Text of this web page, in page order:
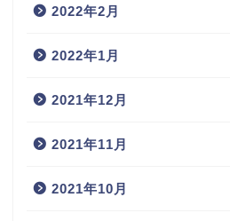
2022年2月
2022年1月
2021年12月
2021年11月
2021年10月